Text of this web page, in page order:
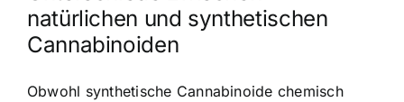
natürlichen und synthetischen
Cannabinoiden
Obwohl synthetische Cannabinoide chemisch